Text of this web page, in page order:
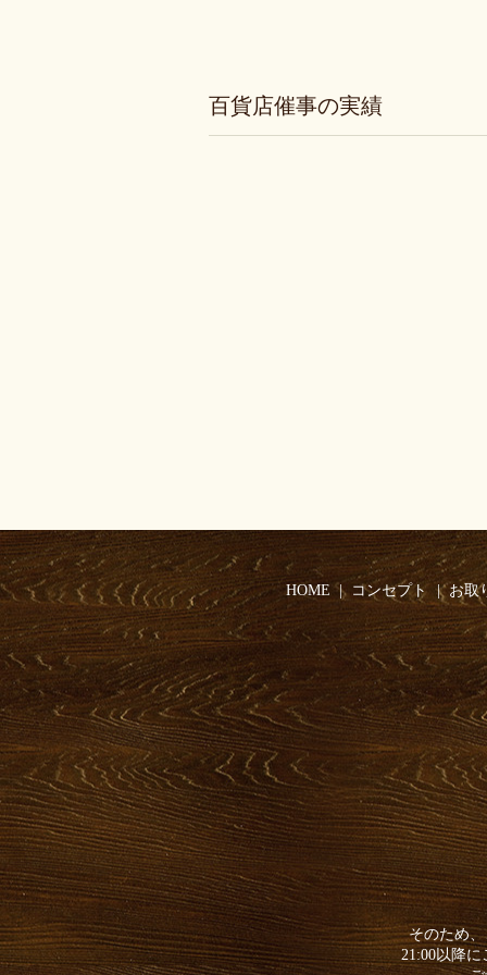
百貨店催事の実績
HOME コンセプト お取
そのため
21:00以降